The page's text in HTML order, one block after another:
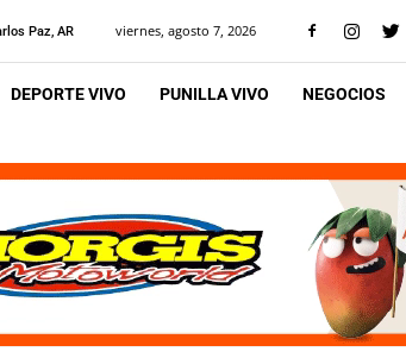
Paz, AR viernes, agosto 7, 2026
DEPORTE VIVO PUNILLA VIVO NEGOCIOS